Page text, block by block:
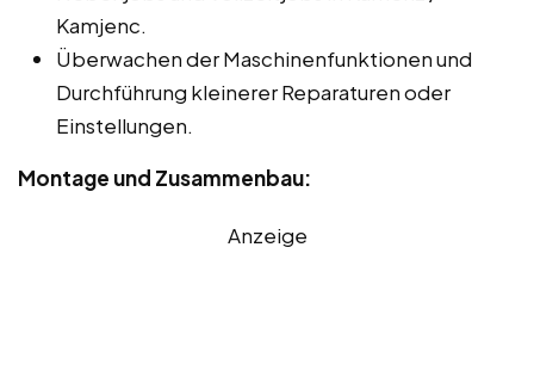
Kamjenc.
Überwachen der Maschinenfunktionen und
Durchführung kleinerer Reparaturen oder
Einstellungen.
Montage und Zusammenbau:
Anzeige